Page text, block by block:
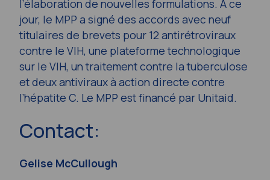
l’élaboration de nouvelles formulations. À ce
jour, le MPP a signé des accords avec neuf
titulaires de brevets pour 12 antirétroviraux
contre le VIH, une plateforme technologique
sur le VIH, un traitement contre la tuberculose
et deux antiviraux à action directe contre
l’hépatite C. Le MPP est financé par Unitaid.
Contact:
Gelise McCullough